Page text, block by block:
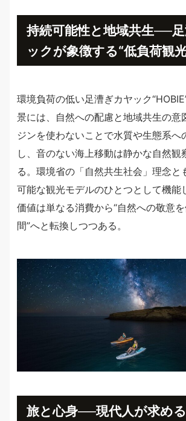
持続可能性と地域共生──
ックが象徴する“低負荷観
環境負荷の低い足漕ぎカヤック
景には、自然への配慮と地域共生の意
ジンを使わないことで水質や生態系へ
し、音のない海上移動は静かな自然観
る。環境省の「自然共生社会」理念と
可能な観光モデルのひとつとして機能
価値は単なる消費から“自然への敬意
間”へと転換しつつある。
旅と心身──現代人が求め